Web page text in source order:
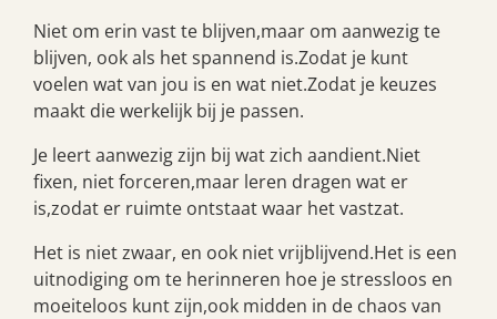
Niet om erin vast te blijven,maar om aanwezig te
blijven, ook als het spannend is.Zodat je kunt
voelen wat van jou is en wat niet.Zodat je keuzes
maakt die werkelijk bij je passen.
Je leert aanwezig zijn bij wat zich aandient.Niet
fixen, niet forceren,maar leren dragen wat er
is,zodat er ruimte ontstaat waar het vastzat.
Het is niet zwaar, en ook niet vrijblijvend.Het is een
uitnodiging om te herinneren hoe je stressloos en
moeiteloos kunt zijn,ook midden in de chaos van